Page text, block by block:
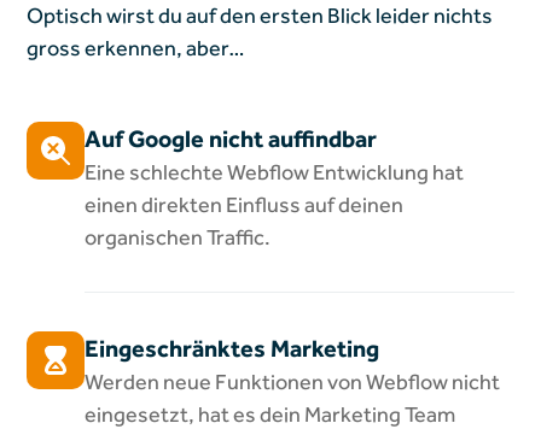
Optisch wirst du auf den ersten Blick leider nichts
gross erkennen, aber…
Auf Google nicht auffindbar
Eine schlechte Webflow Entwicklung hat
einen direkten Einfluss auf deinen
organischen Traffic.
Eingeschränktes Marketing
Werden neue Funktionen von Webflow nicht
eingesetzt, hat es dein Marketing Team